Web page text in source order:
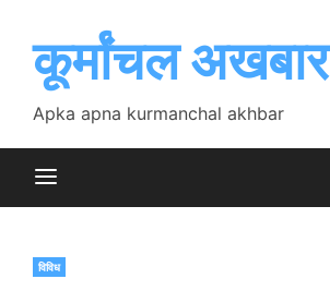
contentकूर्मांचल अखबार
Apka apna kurmanchal akhbar
विविध